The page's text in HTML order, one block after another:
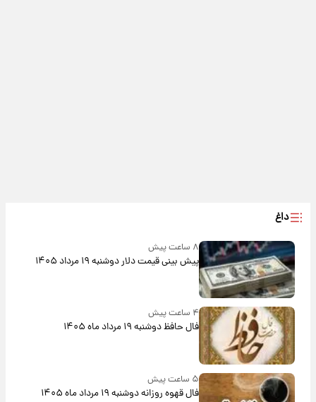
داغ
۸ ساعت پیش
پیش‌ بینی قیمت دلار دوشنبه ۱۹ مرداد ۱۴۰۵
۴ ساعت پیش
فال حافظ دوشنبه ۱۹ مرداد ماه ۱۴۰۵
۵ ساعت پیش
فال قهوه روزانه دوشنبه ۱۹ مرداد ماه ۱۴۰۵